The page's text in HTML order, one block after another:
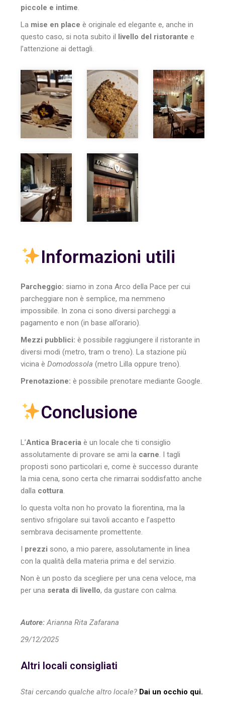
piccole e intime.
La mise en place è originale ed elegante e, anche in
questo caso, si nota subito il
livello del ristorante e
l’attenzione ai dettagli.
Informazioni utili
Parcheggio: siamo in zona Arco della Pace per cui
parcheggiare non è semplice, ma nemmeno
impossibile. In zona ci sono diversi parcheggi a
pagamento e non (in base all’orario).
Mezzi pubblici: è possibile raggiungere il ristorante in
diversi modi (metro, tram o treno). La stazione più
vicina èDomodossola (metro Lilla oppure treno).
Prenotazione: è possibile prenotare mediante Google.
Conclusione
L’Antica Braceria è un locale che ti consiglio
assolutamente di provare se ami la carne. I tagli
proposti sono particolari e, come è successo durante
la mia cena, sono certa che rimarrai soddisfatto anche
dalla cottura.
Io questa volta non ho provato la fiorentina, ma la
sentivo sfrigolare sui tavoli accanto e l’aspetto
sembrava decisamente promettente.
I prezzi sono, a mio parere, assolutamente in linea
con la qualità della materia prima e del servizio.
Non è un posto da scegliere per una cena veloce, ma
per una serata di livello, da gustare con calma.
Autore:Arianna Rita Zafarana
29/12/2025
Altri locali consigliati
Stai cercando qualche altro locale? Dai un occhio qui.